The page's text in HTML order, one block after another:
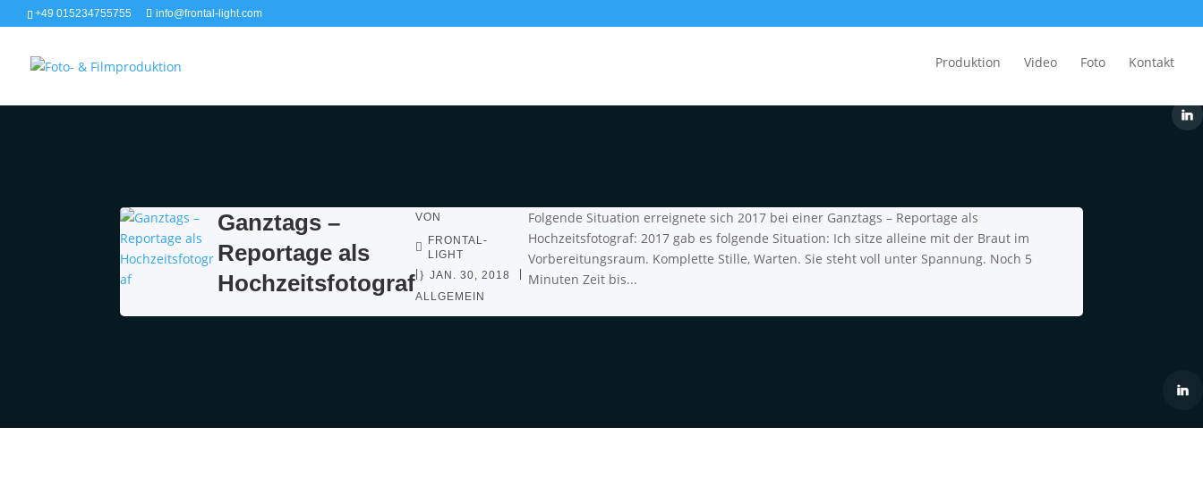
+49 015234755755 info@frontal-light.com
Produktion Video Foto Kontakt
Ganztags –
Reportage als
Hochzeitsfotograf
VON
FRONTAL-
LIGHT
|
JAN. 30, 2018
|
ALLGEMEIN
Folgende Situation erreignete sich 2017 bei einer Ganztags – Reportage als
Hochzeitsfotograf: 2017 gab es folgende Situation: Ich sitze alleine mit der Braut im
Vorbereitungsraum. Komplette Stille, Warten. Sie steht voll unter Spannung. Noch 5
Minuten Zeit bis...